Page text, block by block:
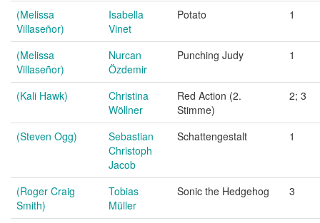
(Melissa
Villaseñor)
Isabella
Vinet
Potato 1
(Melissa
Villaseñor)
Nurcan
Özdemir
Punching Judy 1
(Kali Hawk)
Christina
Wöllner
Red Action (2.
Stimme)
2; 3
(Steven Ogg)
Sebastian
Christoph
Jacob
Schattengestalt 1
(Roger Craig
Smith)
Tobias
Müller
Sonic the Hedgehog 3